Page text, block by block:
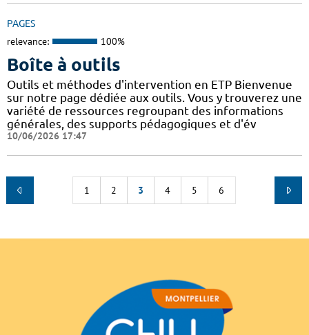
PAGES
relevance: 100%
Boîte à outils
Outils et méthodes d'intervention en ETP Bienvenue
sur notre page dédiée aux outils. Vous y trouverez une
variété de ressources regroupant des informations
générales, des supports pédagogiques et d'év
10/06/2026 17:47
1 2 3 4 5 6